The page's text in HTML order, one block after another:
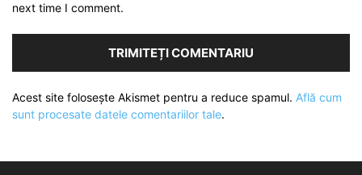
next time I comment.
Acest site folosește Akismet pentru a reduce spamul. Află cum
sunt procesate datele comentariilor tale.